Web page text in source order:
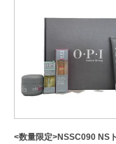
<数量限定>NSSC090 NS